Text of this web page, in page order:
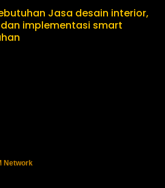
Jasa desain interior,
implementasi smart
Network